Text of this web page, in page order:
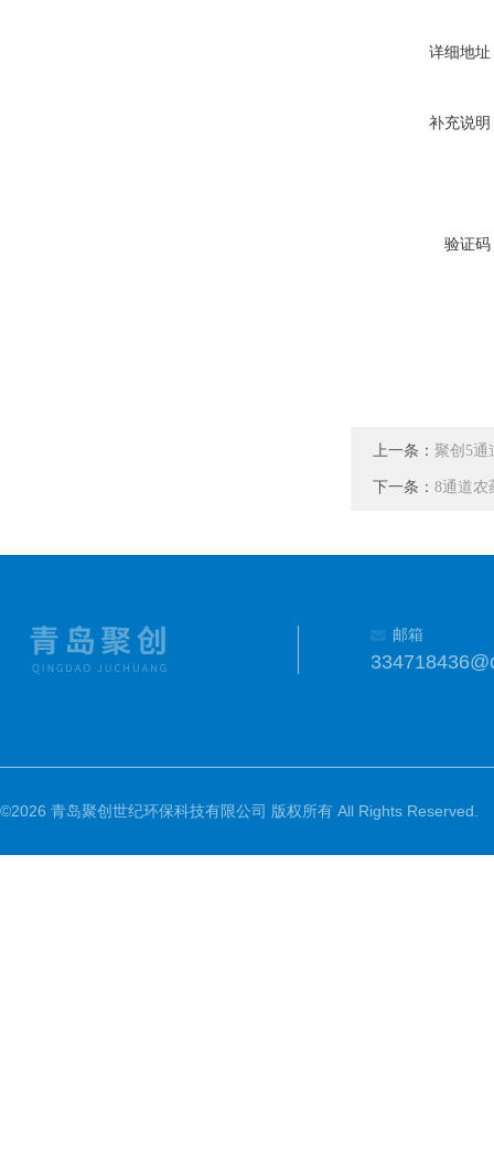
详细地址
补充说明
验证码
上一条： 聚创5通
下一条： 8通道农
邮箱
©2026 青岛聚创世纪环保科技有限公司 版权所有 All Rights Reserved.